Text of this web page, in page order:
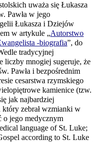
uważa się Łukasza
Pawła w jego
Łukasza i Dziejów
w artykule „Autorstwo
-biografia”, do
tradycyjnej
liczby mnogiej sugeruje, że
Pawła i bezpośrednim
cesarstwa rzymskiego
kamienice (tzw.
jak najbardziej
który zebrał wzmianki w
o jego medycznym
language of St. Luke;
according to St. Luke